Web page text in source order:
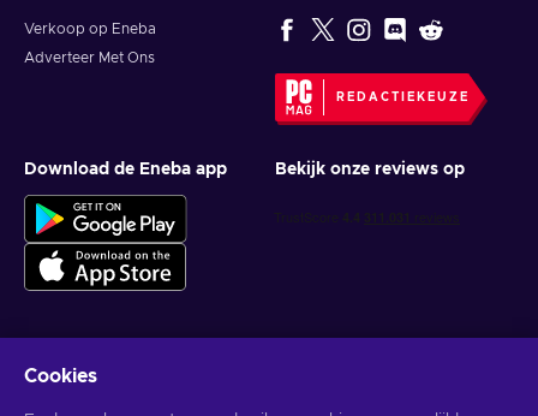
Verkoop op Eneba
Adverteer Met Ons
REDACTIEKEUZE
Download de Eneba app Bekijk onze reviews op
Krijg gepersonaliseerde gameaanbiedingen
Cookies